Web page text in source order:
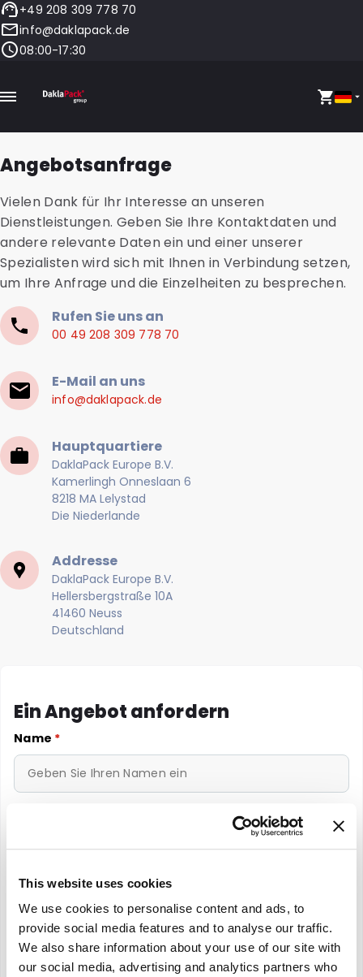
This website uses cookies
We use cookies to personalise content and ads, to
provide social media features and to analyse our traffic.
We also share information about your use of our site with
our social media, advertising and analytics partners who
+49 208 309 778 70
info@daklapack.de
08:00-17:30
Angebotsanfrage
Vielen Dank für Ihr Interesse an unseren
Dienstleistungen. Geben Sie Ihre Kontaktdaten und
andere relevante Daten ein und einer unserer
Spezialisten wird sich mit Ihnen in Verbindung setzen,
um Ihre Anfrage und die Einzelheiten zu besprechen.
Rufen Sie uns an
00 49 208 309 778 70
E-Mail an uns
info@daklapack.de
Hauptquartiere
DaklaPack Europe B.V.
Kamerlingh Onneslaan 6
8218 MA Lelystad
Die Niederlande
Addresse
DaklaPack Europe B.V.
Hellersbergstraße 10A
41460 Neuss
Deutschland
Ein Angebot anfordern
Name *
Telefonnummer*